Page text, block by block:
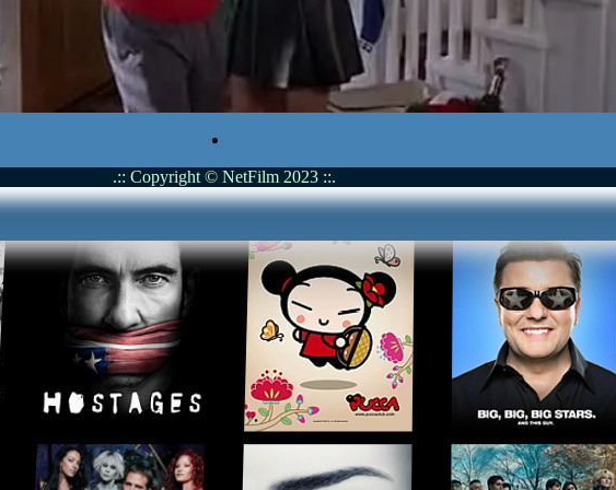
.:: Copyright © NetFilm 2023 ::.